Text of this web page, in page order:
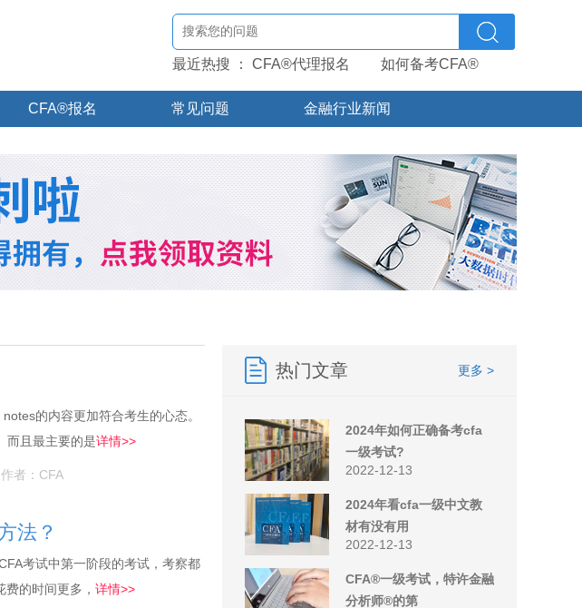
最近热搜 ： CFA®代理报名 如何备考CFA®
CFA®报名 常见问题 金融行业新闻
的内容更加符合考生的心态。
而且最主要的是详情>>
作者：CFA
法？
考试中第一阶段的考试，考察都
的时间更多， 详情>>
更多 >
热门文章
2024年如何正确备考cfa
一级考试?
2022-12-13
2024年看cfa一级中文教
材有没有用
2022-12-13
CFA®一级考试，特许金融
分析师®的第